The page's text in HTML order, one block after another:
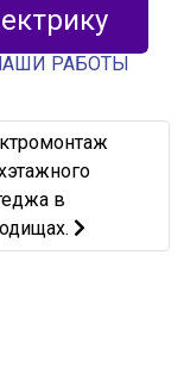
РАБОТЫ
в квартире
в